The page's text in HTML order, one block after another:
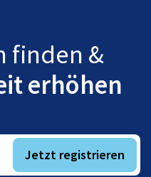
finden &
erhöhen
Jetzt registrieren